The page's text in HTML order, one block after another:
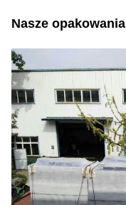
Nasze opakowania